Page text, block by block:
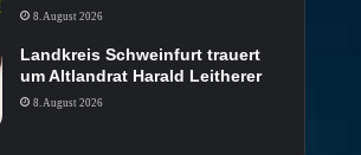
8. August 2026
Landkreis Schweinfurt trauert
um Altlandrat Harald Leitherer
8. August 2026